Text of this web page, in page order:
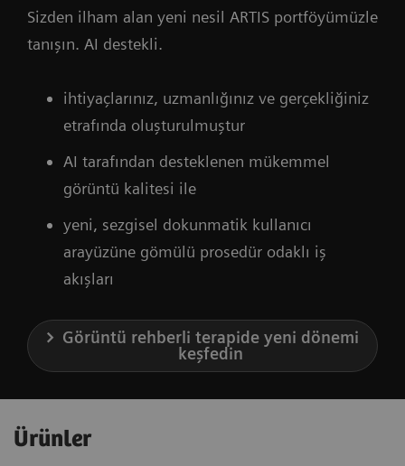
Sizden ilham alan yeni nesil ARTIS portföyümüzle
tanışın. AI destekli.
ihtiyaçlarınız, uzmanlığınız ve gerçekliğiniz
etrafında oluşturulmuştur
AI tarafından desteklenen mükemmel
görüntü kalitesi ile
yeni, sezgisel dokunmatik kullanıcı
arayüzüne gömülü prosedür odaklı iş
akışları
Görüntü rehberli terapide yeni dönemi
keşfedin
Ürünler